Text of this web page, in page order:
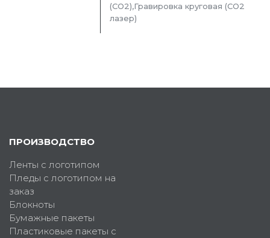
(СО2),Гравировка круговая (CO2
лазер)
ПРОИЗВОДСТВО
Ленты с логотипом
Пледы с логотипом на
заказ
Блокноты
Бумажные пакеты
Пластиковые пакеты с